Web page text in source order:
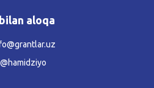
aloqa
@hamidziyo